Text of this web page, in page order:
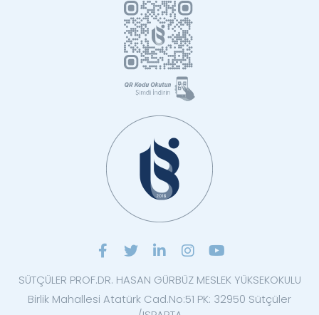
SÜTÇÜLER PROF.DR. HASAN GÜRBÜZ MESLEK YÜKSEKOKULU
Birlik Mahallesi Atatürk Cad.No:51 PK: 32950 Sütçüler